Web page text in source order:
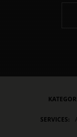
SERVICES: